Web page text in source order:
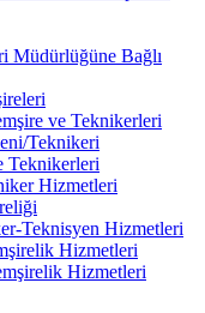
Müdürlüğüne Bağlı
ve Teknikerleri
Teknikeri
Teknikerleri
Hizmetleri
Teknisyen Hizmetleri
Hizmetleri
Hizmetleri